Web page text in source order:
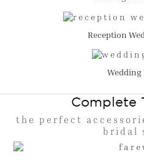
Reception
Wedding
Complete
the perfect
bridal